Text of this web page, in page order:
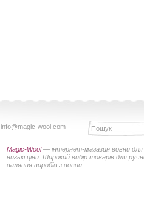
info@magic-wool.com
Magic-Wool— інтернет-магазин вовни
низькі ціни. Широкий вибір товарів для
валяння виробів з вовни.